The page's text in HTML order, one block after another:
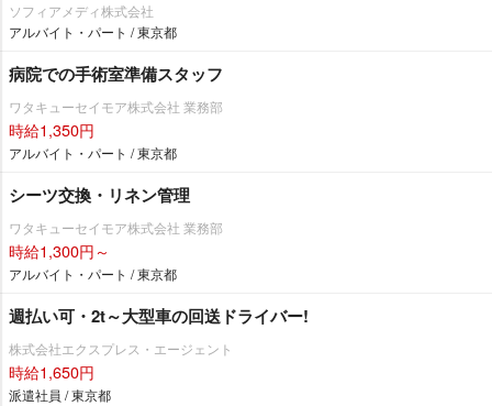
ソフィアメディ株式会社
アルバイト・パート / 東京都
病院での手術室準備スタッフ
ワタキューセイモア株式会社 業務部
時給1,350円
アルバイト・パート / 東京都
シーツ交換・リネン管理
ワタキューセイモア株式会社 業務部
時給1,300円～
アルバイト・パート / 東京都
週払い可・2t～大型車の回送ドライバー!
株式会社エクスプレス・エージェント
時給1,650円
派遣社員 / 東京都